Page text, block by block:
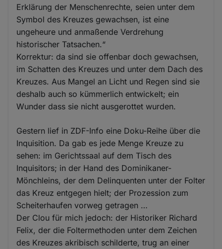
Erklärung der Menschenrechte, seien unter dem
Symbol des Kreuzes gewachsen, ist eine
ungeheure und anmaßende Verdrehung
historischer Tatsachen.“
Korrektur: da sind sie offenbar doch gewachsen,
im Schatten des Kreuzes und unter dem Dach des
Kreuzes. Aus Mangel an Licht und Regen sind sie
deshalb auch so kümmerlich entwickelt; ein
Wunder dass sie nicht ausgerottet wurden.
Gestern lief in ZDF-Info eine Doku-Reihe über die
Inquisition. Da gab es jede Menge Kreuze zu
sehen: im Gerichtssaal auf dem Tisch des
Inquisitors; in der Hand des Dominikaner-
Mönchleins, der dem Delinquenten unter der Folter
das Kreuz entgegen hielt; der Prozession zum
Scheiterhaufen vorweg getragen …
Der Clou für mich jedoch: der Historiker Richard
Felix, der die Foltermethoden unter dem Zeichen
des Kreuzes akribisch schilderte, trug an einer